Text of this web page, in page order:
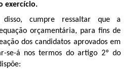
exercício.
disso, cumpre ressaltar que a
orçamentária, para fins de
dos candidatos aprovados em
se-á nos termos do artigo 2º do